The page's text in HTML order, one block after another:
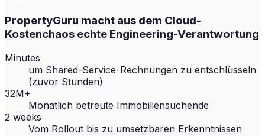
PropertyGuru macht aus dem Cloud-
Kostenchaos echte Engineering-Verantwortung
Minutes
um Shared-Service-Rechnungen zu entschlüsseln
(zuvor Stunden)
32M+
Monatlich betreute Immobiliensuchende
2 weeks
Vom Rollout bis zu umsetzbaren Erkenntnissen